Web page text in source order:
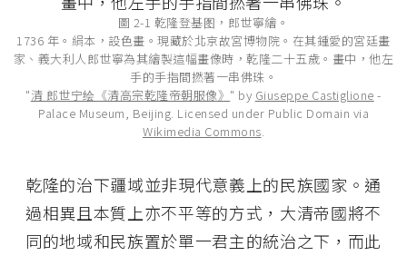
圖 2-1 乾隆登基图，郎世寧繪。
1736 年。絹本，設色畫。現藏於北京故宮博物院。在其鍾愛的宮廷畫
家、義大利人郎世寧為其繪製這幅畫像時，乾隆二十五歲。畫中，他左
手的手指間撚著一串佛珠。
"清 郎世宁绘《清高宗乾隆帝朝服像》 " by Giuseppe Castiglione -
Palace Museum, Beijing. Licensed under Public Domain via
Wikimedia Commons.
乾隆的治下疆域並非現代意義上的民族國家。通
過相異且本質上亦不平等的方式，大清帝國將不
同的地域和民族置於單一君主的統治之下，而此